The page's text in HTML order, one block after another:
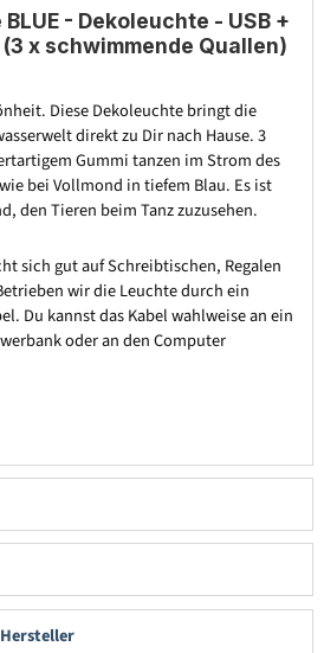
- Dekoleuchte - USB +
x schwimmende Quallen)
Diese Dekoleuchte bringt die
direkt zu Dir nach Hause. 3
Gummi tanzen im Strom des
bei Vollmond in tiefem Blau. Es ist
den Tieren beim Tanz zuzusehen.
sich gut auf Schreibtischen, Regalen
wir die Leuchte durch ein
Du kannst das Kabel wahlweise an ein
oder an den Computer